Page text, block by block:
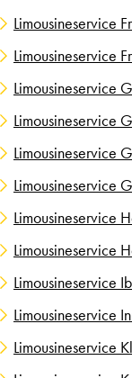
Limousineservice
Limousineservice
Limousineservice
Limousineservice
Limousineservice
Limousineservice
Limousineservice
Limousineservice
Limousineservice
Limousineservice
Limousineservice